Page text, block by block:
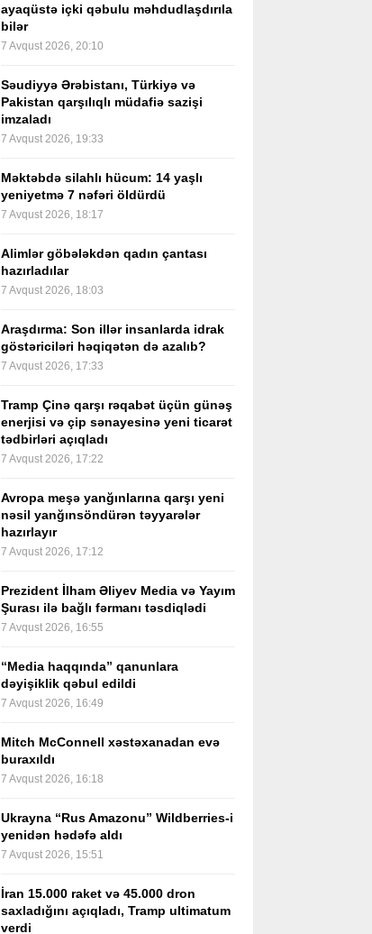
ayaqüstə içki qəbulu məhdudlaşdırıla
bilər
7 Avqust 2026, 20:10
Səudiyyə Ərəbistanı, Türkiyə və
Pakistan qarşılıqlı müdafiə sazişi
imzaladı
7 Avqust 2026, 19:33
Məktəbdə silahlı hücum: 14 yaşlı
yeniyetmə 7 nəfəri öldürdü
7 Avqust 2026, 18:17
Alimlər göbələkdən qadın çantası
hazırladılar
7 Avqust 2026, 18:03
Araşdırma: Son illər insanlarda idrak
göstəriciləri həqiqətən də azalıb?
7 Avqust 2026, 17:33
Tramp Çinə qarşı rəqabət üçün günəş
enerjisi və çip sənayesinə yeni ticarət
tədbirləri açıqladı
7 Avqust 2026, 17:22
Avropa meşə yanğınlarına qarşı yeni
nəsil yanğınsöndürən təyyarələr
hazırlayır
7 Avqust 2026, 17:12
Prezident İlham Əliyev Media və Yayım
Şurası ilə bağlı fərmanı təsdiqlədi
7 Avqust 2026, 16:55
“Media haqqında” qanunlara
dəyişiklik qəbul edildi
7 Avqust 2026, 16:49
Mitch McConnell xəstəxanadan evə
buraxıldı
7 Avqust 2026, 16:18
Ukrayna “Rus Amazonu” Wildberries-i
yenidən hədəfə aldı
7 Avqust 2026, 15:51
İran 15.000 raket və 45.000 dron
saxladığını açıqladı, Tramp ultimatum
verdi